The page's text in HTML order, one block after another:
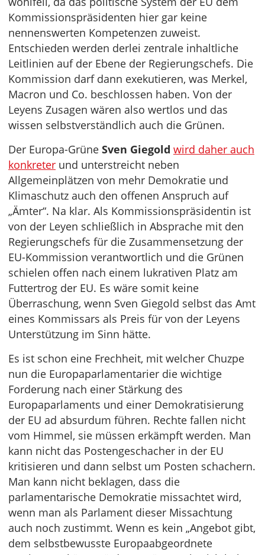
Kommissionspräsidenten hier gar keine
nennenswerten Kompetenzen zuweist.
Entschieden werden derlei zentrale inhaltliche
Leitlinien auf der Ebene der Regierungschefs. Die
Kommission darf dann exekutieren, was Merkel,
Macron und Co. beschlossen haben. Von der
Leyens Zusagen wären also wertlos und das
wissen selbstverständlich auch die Grünen.
Der Europa-Grüne Sven Giegold wird daher auch
konkreter und unterstreicht neben
Allgemeinplätzen von mehr Demokratie und
Klimaschutz auch den offenen Anspruch auf
„Ämter“. Na klar. Als Kommissionspräsidentin ist
von der Leyen schließlich in Absprache mit den
Regierungschefs für die Zusammensetzung der
EU-Kommission verantwortlich und die Grünen
schielen offen nach einem lukrativen Platz am
Futtertrog der EU. Es wäre somit keine
Überraschung, wenn Sven Giegold selbst das Amt
eines Kommissars als Preis für von der Leyens
Unterstützung im Sinn hätte.
Es ist schon eine Frechheit, mit welcher Chuzpe
nun die Europaparlamentarier die wichtige
Forderung nach einer Stärkung des
Europaparlaments und einer Demokratisierung
der EU ad absurdum führen. Rechte fallen nicht
vom Himmel, sie müssen erkämpft werden. Man
kann nicht das Postengeschacher in der EU
kritisieren und dann selbst um Posten schachern.
Man kann nicht beklagen, dass die
parlamentarische Demokratie missachtet wird,
wenn man als Parlament dieser Missachtung
auch noch zustimmt. Wenn es kein „Angebot gibt,
dem selbstbewusste Europaabgeordnete